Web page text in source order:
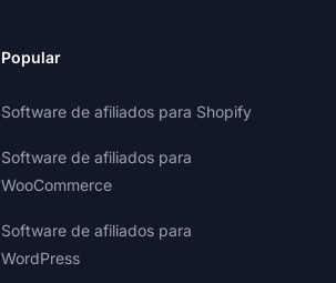
Popular
Software de afiliados para Shopify
Software de afiliados para
WooCommerce
Software de afiliados para
WordPress